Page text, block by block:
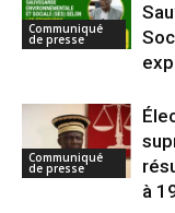
Communiqué
de presse
Communiqué
de presse
à